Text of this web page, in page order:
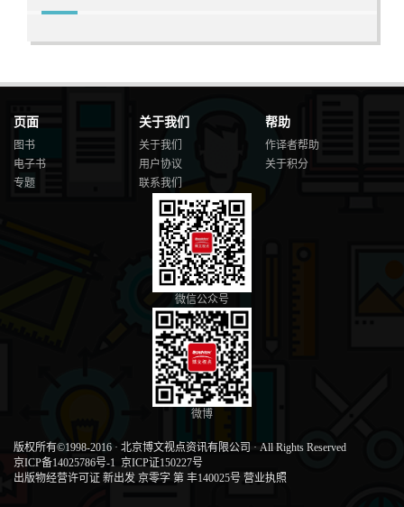
页面
图书
电子书
专题
关于我们
关于我们
用户协议
联系我们
帮助
作译者帮助
关于积分
微信公众号
微博
版权所有©1998-2016 · 北京博文视点资讯有限公司 · All Rights Reserved
京ICP备14025786号-1 京ICP证150227号
出版物经营许可证 新出发 京零字 第 丰140025号 营业执照